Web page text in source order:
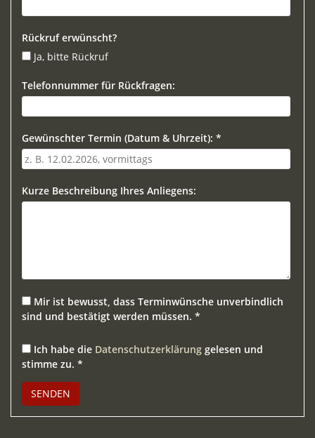
Rückruf erwünscht?
Ja, bitte Rückruf
Telefonnummer für Rückfragen:
Gewünschter Termin (Datum & Uhrzeit): *
Kurze Beschreibung Ihres Anliegens:
Mir ist bewusst, dass Terminwünsche unverbindlich
sind und bestätigt werden müssen. *
Ich habe die Datenschutzerklärung gelesen und
stimme zu. *
Bitte lasse dieses Feld leer.